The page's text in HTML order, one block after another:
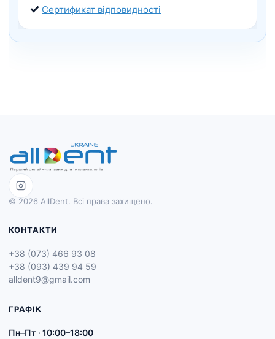
✓ Сертификат відповидності
© 2026 AllDent. Всі права захищено.
КОНТАКТИ
+38 (073) 466 93 08
+38 (093) 439 94 59
alldent9@gmail.com
ГРАФІК
Пн–Пт · 10:00–18:00